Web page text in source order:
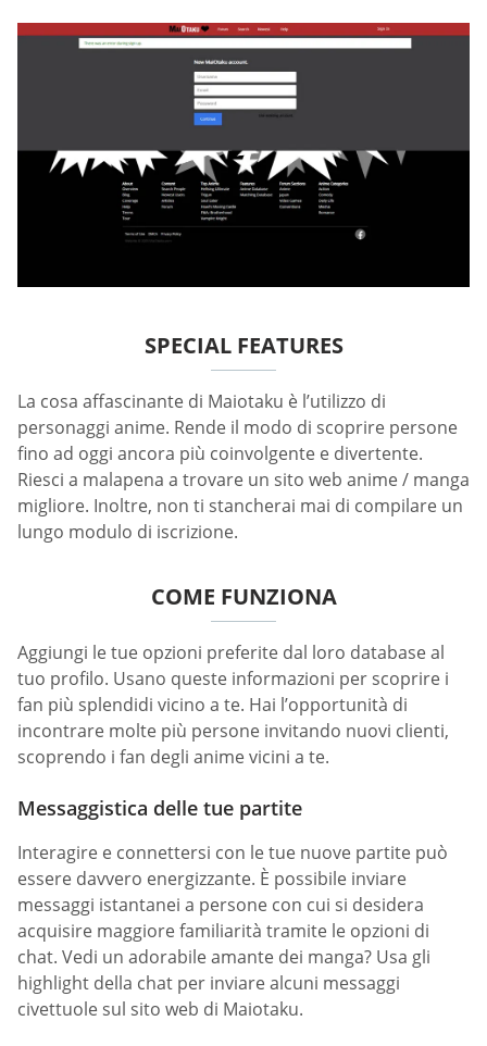
SPECIAL FEATURES
La cosa affascinante di Maiotaku è l’utilizzo di
personaggi anime. Rende il modo di scoprire persone
fino ad oggi ancora più coinvolgente e divertente.
Riesci a malapena a trovare un sito web anime / manga
migliore. Inoltre, non ti stancherai mai di compilare un
lungo modulo di iscrizione.
COME FUNZIONA
Aggiungi le tue opzioni preferite dal loro database al
tuo profilo. Usano queste informazioni per scoprire i
fan più splendidi vicino a te. Hai l’opportunità di
incontrare molte più persone invitando nuovi clienti,
scoprendo i fan degli anime vicini a te.
Messaggistica delle tue partite
Interagire e connettersi con le tue nuove partite può
essere davvero energizzante. È possibile inviare
messaggi istantanei a persone con cui si desidera
acquisire maggiore familiarità tramite le opzioni di
chat. Vedi un adorabile amante dei manga? Usa gli
highlight della chat per inviare alcuni messaggi
civettuole sul sito web di Maiotaku.